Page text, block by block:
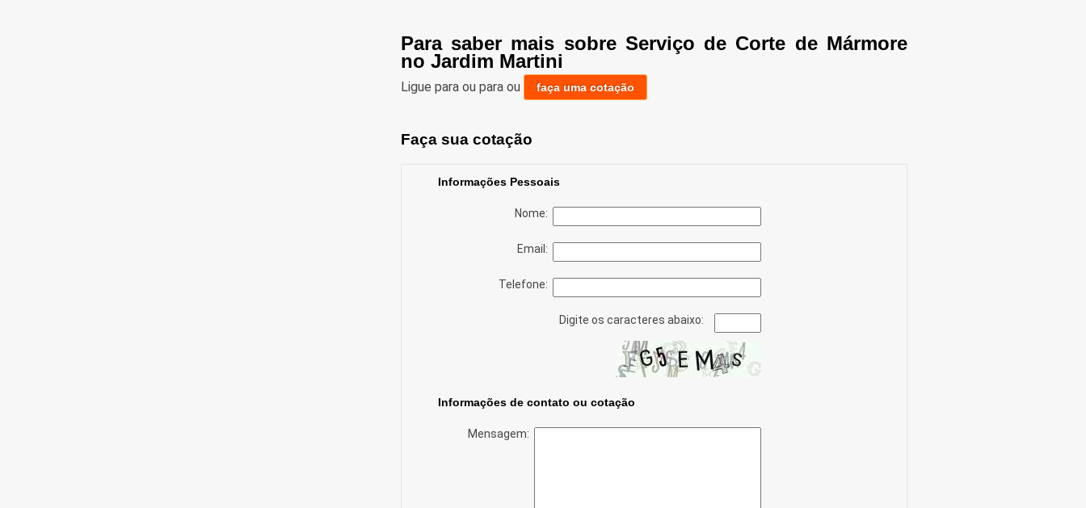
Para saber mais sobre Serviço de Corte de Mármore
no Jardim Martini
Ligue para ou para ou faça uma cotação
Faça sua cotação
Informações Pessoais
Nome:
Email:
Telefone:
Digite os caracteres abaixo:
Informações de contato ou cotação
Mensagem: